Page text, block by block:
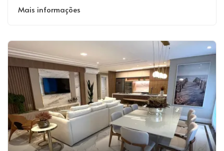
Mais informações